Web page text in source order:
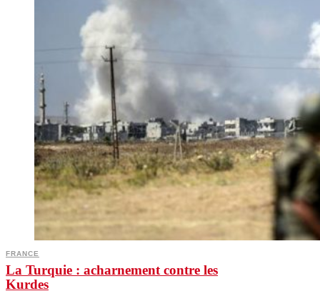
FRANCE
La Turquie : acharnement contre les
Kurdes